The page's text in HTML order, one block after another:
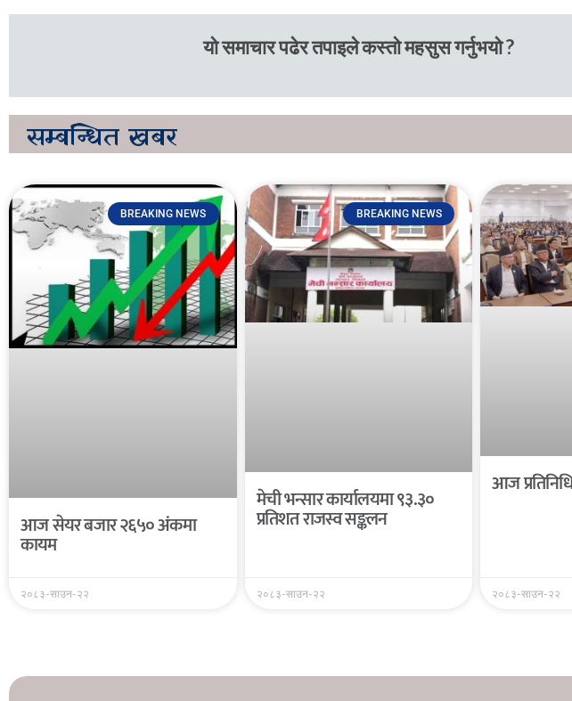
यो समाचार पढेर तपाइले कस्तो महसुस गर्नुभयो ?
सम्बन्धित खबर
BREAKING NEWS
आज सेयर बजार २६५० अंकमा
कायम
२०८३-साउन-२२
BREAKING NEWS
मेची भन्सार कार्यालयमा ९३.३०
प्रतिशत राजस्व सङ्कलन
२०८३-साउन-२२
आज
२०८३-साउन-२२